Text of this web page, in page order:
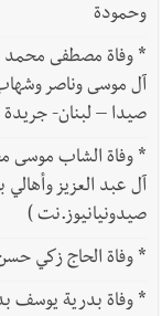
وحمودة
*
آل موسى وناصر
صيدا – لبنان-
*
آل عبد العزيز
صيدونيانيوز.نت )
*وفاة الحاج زكي حسن
*